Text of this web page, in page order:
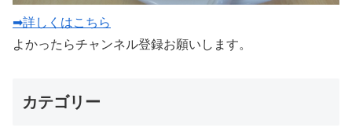
➡詳しくはこちら
よかったらチャンネル登録お願いします。
カテゴリー